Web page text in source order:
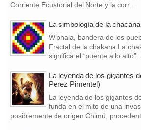
Corriente Ecuatorial del Norte y la corr...
La simbología de la
Wiphala, bandera de los
Fractal de la chakana La
significa el “puente a lo alto”.
La leyenda de los gigantes
Perez Pimentel)
La leyenda de los gigantes
funda en el mito de una
posiblemente de origen Chimú,